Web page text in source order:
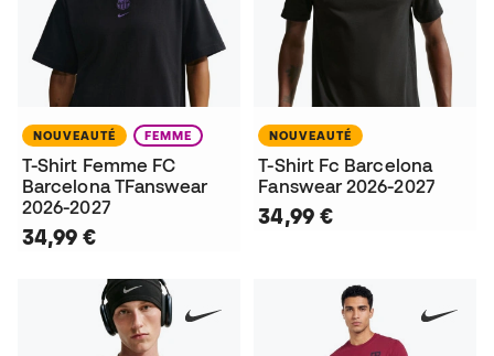
NOUVEAUTÉ FEMME
T-Shirt Femme FC
Barcelona TFanswear
2026-2027
34,99 €
NOUVEAUTÉ
T-Shirt Fc Barcelona
Fanswear 2026-2027
34,99 €